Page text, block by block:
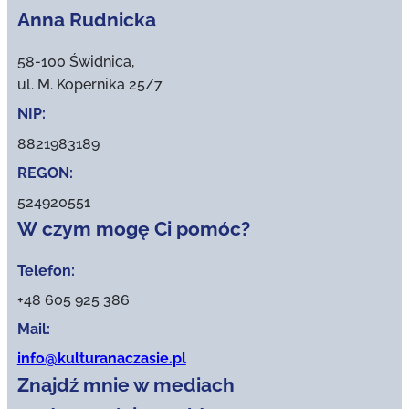
Anna Rudnicka
58-100 Świdnica,
ul. M. Kopernika 25/7
NIP:
8821983189
REGON:
524920551
W czym mogę Ci pomóc?
Telefon:
+48 605 925 386
Mail:
info@kulturanaczasie.pl
Znajdź mnie w mediach